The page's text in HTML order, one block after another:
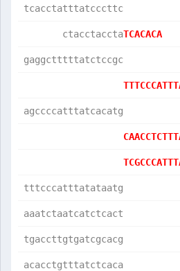
tcacctatttatcccttc
       ctacctaccta
gaggctttttatctccgc
agccccatttatcacatg
tttcccatttatataatg
aaatctaatcatctcact
tgaccttgtgatcgcacg
acacctgtttatctcaca